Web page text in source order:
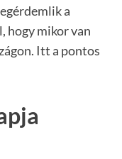
a
hogy mikor van
Itt a pontos